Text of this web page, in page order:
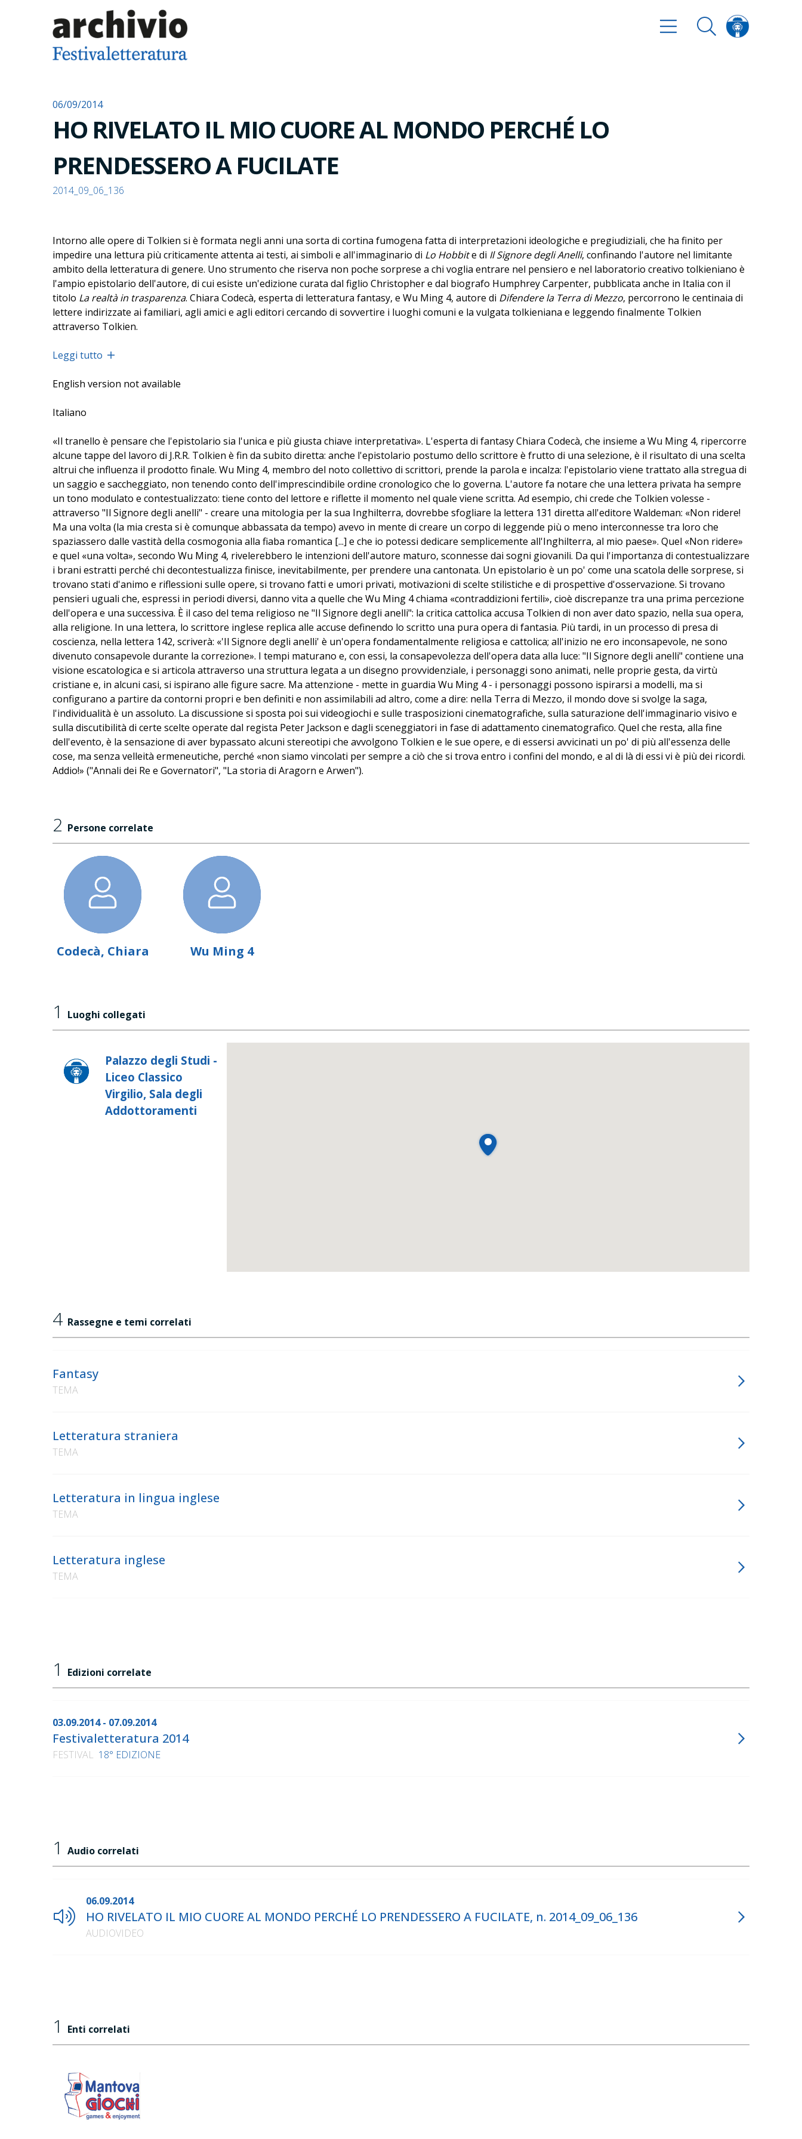
06/09/2014
HO RIVELATO IL MIO CUORE AL MONDO PERCHÉ LO
PRENDESSERO A FUCILATE
2014_09_06_136
Intorno alle opere di Tolkien si è formata negli anni una sorta di cortina fumogena fatta di interpretazioni ideologiche e pregiudiziali, che ha finito per
impedire una lettura più criticamente attenta ai testi, ai simboli e all'immaginario di Lo Hobbite di Il Signore degli Anelli, confinando l'autore nel limitante
ambito della letteratura di genere. Uno strumento che riserva non poche sorprese a chi voglia entrare nel pensiero e nel laboratorio creativo tolkieniano è
l'ampio epistolario dell'autore, di cui esiste un'edizione curata dal figlio Christopher e dal biografo Humphrey Carpenter, pubblicata anche in Italia con il
titolo La realtà in trasparenza. Chiara Codecà, esperta di letteratura fantasy, e Wu Ming 4, autore di Difendere la Terra di Mezzo, percorrono le centinaia di
lettere indirizzate ai familiari, agli amici e agli editori cercando di sovvertire i luoghi comuni e la vulgata tolkieniana e leggendo finalmente Tolkien
attraverso Tolkien.
Leggi tutto
English version not available
Italiano
«Il tranello è pensare che l'epistolario sia l'unica e più giusta chiave interpretativa». L'esperta di fantasy Chiara Codecà, che insieme a Wu Ming 4, ripercorre
alcune tappe del lavoro di J.R.R. Tolkien è fin da subito diretta: anche l'epistolario postumo dello scrittore è frutto di una selezione, è il risultato di una scelta
altrui che influenza il prodotto finale. Wu Ming 4, membro del noto collettivo di scrittori, prende la parola e incalza: l'epistolario viene trattato alla stregua di
un saggio e saccheggiato, non tenendo conto dell'imprescindibile ordine cronologico che lo governa. L'autore fa notare che una lettera privata ha sempre
un tono modulato e contestualizzato: tiene conto del lettore e riflette il momento nel quale viene scritta. Ad esempio, chi crede che Tolkien volesse -
attraverso "Il Signore degli anelli" - creare una mitologia per la sua Inghilterra, dovrebbe sfogliare la lettera 131 diretta all'editore Waldeman: «Non ridere!
Ma una volta (la mia cresta si è comunque abbassata da tempo) avevo in mente di creare un corpo di leggende più o meno interconnesse tra loro che
spaziassero dalle vastità della cosmogonia alla fiaba romantica [...] e che io potessi dedicare semplicemente all'Inghilterra, al mio paese». Quel «Non ridere»
e quel «una volta», secondo Wu Ming 4, rivelerebbero le intenzioni dell'autore maturo, sconnesse dai sogni giovanili. Da qui l'importanza di contestualizzare
i brani estratti perché chi decontestualizza finisce, inevitabilmente, per prendere una cantonata. Un epistolario è un po' come una scatola delle sorprese, si
trovano stati d'animo e riflessioni sulle opere, si trovano fatti e umori privati, motivazioni di scelte stilistiche e di prospettive d'osservazione. Si trovano
pensieri uguali che, espressi in periodi diversi, danno vita a quelle che Wu Ming 4 chiama «contraddizioni fertili», cioè discrepanze tra una prima percezione
dell'opera e una successiva. È il caso del tema religioso ne "Il Signore degli anelli": la critica cattolica accusa Tolkien di non aver dato spazio, nella sua opera,
alla religione. In una lettera, lo scrittore inglese replica alle accuse definendo lo scritto una pura opera di fantasia. Più tardi, in un processo di presa di
coscienza, nella lettera 142, scriverà: «'Il Signore degli anelli' è un'opera fondamentalmente religiosa e cattolica; all'inizio ne ero inconsapevole, ne sono
divenuto consapevole durante la correzione». I tempi maturano e, con essi, la consapevolezza dell'opera data alla luce: "Il Signore degli anelli" contiene una
visione escatologica e si articola attraverso una struttura legata a un disegno provvidenziale, i personaggi sono animati, nelle proprie gesta, da virtù
cristiane e, in alcuni casi, si ispirano alle figure sacre. Ma attenzione - mette in guardia Wu Ming 4 - i personaggi possono ispirarsi a modelli, ma si
configurano a partire da contorni propri e ben definiti e non assimilabili ad altro, come a dire: nella Terra di Mezzo, il mondo dove si svolge la saga,
l'individualità è un assoluto. La discussione si sposta poi sui videogiochi e sulle trasposizioni cinematografiche, sulla saturazione dell'immaginario visivo e
sulla discutibilità di certe scelte operate dal regista Peter Jackson e dagli sceneggiatori in fase di adattamento cinematografico. Quel che resta, alla fine
dell'evento, è la sensazione di aver bypassato alcuni stereotipi che avvolgono Tolkien e le sue opere, e di essersi avvicinati un po' di più all'essenza delle
cose, ma senza velleità ermeneutiche, perché «non siamo vincolati per sempre a ciò che si trova entro i confini del mondo, e al di là di essi vi è più dei ricordi.
Addio!» ("Annali dei Re e Governatori", "La storia di Aragorn e Arwen").
2 Persone correlate
Codecà, Chiara Wu Ming 4
1 Luoghi collegati
Palazzo degli Studi -
Liceo Classico
Virgilio, Sala degli
Addottoramenti
4 Rassegne e temi correlati
Fantasy
TEMA
Letteratura straniera
TEMA
Letteratura in lingua inglese
TEMA
Letteratura inglese
TEMA
1 Edizioni correlate
03.09.2014 - 07.09.2014
Festivaletteratura 2014
FESTIVAL 18° EDIZIONE
1 Audio correlati
06.09.2014
HO RIVELATO IL MIO CUORE AL MONDO PERCHÉ LO PRENDESSERO A FUCILATE, n. 2014_09_06_136
AUDIOVIDEO
1 Enti correlati